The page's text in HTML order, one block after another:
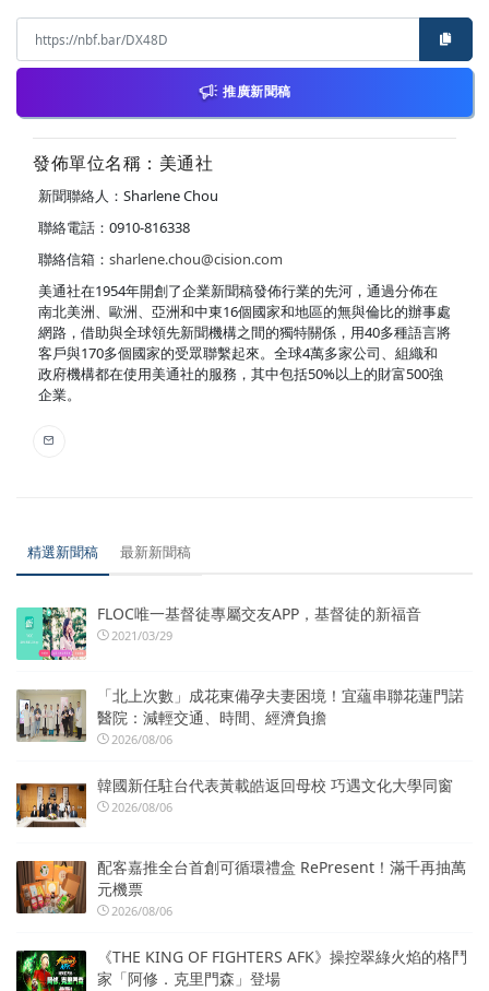
推廣新聞稿
發佈單位名稱：美通社
新聞聯絡人：Sharlene Chou
聯絡電話：0910-816338
聯絡信箱： sharlene.chou@cision.com
美通社在1954年開創了企業新聞稿發佈行業的先河，通過分佈在
南北美洲、歐洲、亞洲和中東16個國家和地區的無與倫比的辦事處
網路，借助與全球領先新聞機構之間的獨特關係，用40多種語言將
客戶與170多個國家的受眾聯繫起來。全球4萬多家公司、組織和
政府機構都在使用美通社的服務，其中包括50%以上的財富500強
企業。
精選新聞稿 最新新聞稿
FLOC唯一基督徒專屬交友APP，基督徒的新福音
2021/03/29
「北上次數」成花東備孕夫妻困境！宜蘊串聯花蓮門諾
醫院：減輕交通、時間、經濟負擔
2026/08/06
韓國新任駐台代表黃載皓返回母校 巧遇文化大學同窗
2026/08/06
配客嘉推全台首創可循環禮盒 RePresent！滿千再抽萬
元機票
2026/08/06
《THE KING OF FIGHTERS AFK》操控翠綠火焰的格鬥
家「阿修．克里門森」登場